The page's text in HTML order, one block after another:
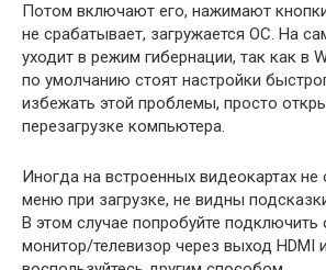
Потом включают его, нажимают
не срабатывает, загружается ОС. На
уходит в режим гибернации, так как в
по умолчанию стоят настройки
избежать этой проблемы, просто
перезагрузке компьютера.
Иногда на встроенных видеокартах не
меню при загрузке, не видны
В этом случае попробуйте подключить
монитор/телевизор через выход HDMI